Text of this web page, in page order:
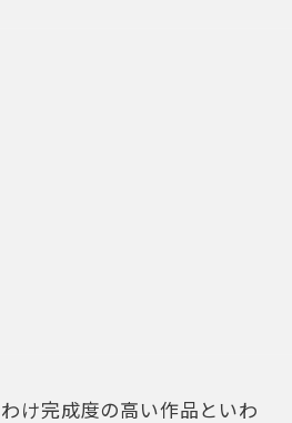
け完成度の高い作品といわ